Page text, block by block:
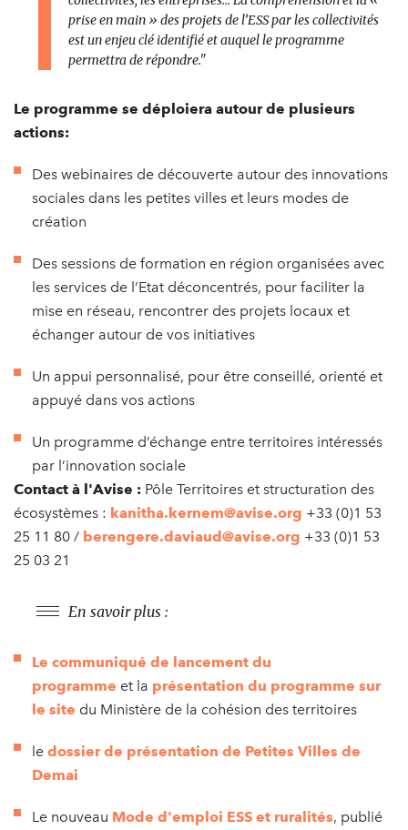
prise en main » des projets de l’ESS par les collectivités
est un enjeu clé identifié et auquel le programme
permettra de répondre."
Le programme se déploiera autour de plusieurs
actions:
Des webinaires de découverte autour des innovations
sociales dans les petites villes et leurs modes de
création
Des sessions de formation en région organisées avec
les services de l’Etat déconcentrés, pour faciliter la
mise en réseau, rencontrer des projets locaux et
échanger autour de vos initiatives
Un appui personnalisé, pour être conseillé, orienté et
appuyé dans vos actions
Un programme d’échange entre territoires intéressés
par l’innovation sociale
Contact à l'Avise : Pôle Territoires et structuration des
écosystèmes : kanitha.kernem@avise.org +33 (0)1 53
25 11 80 / berengere.daviaud@avise.org +33 (0)1 53
25 03 21
En savoir plus :
Le communiqué de lancement du
programme et la présentation du programme sur
le site du Ministère de la cohésion des territoires
le dossier de présentation de Petites Villes de
Demai
Le nouveau Mode d'emploi ESS et ruralités, publié